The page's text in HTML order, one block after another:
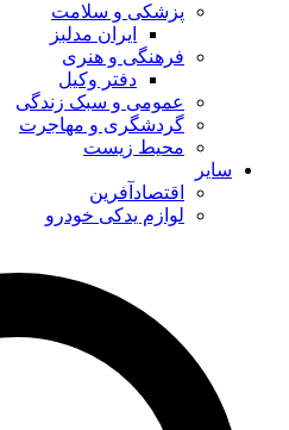
پزشکی و سلامت
ایران مدلبز
فرهنگی و هنری
دفتر وکیل
عمومی و سبک زندگی
گردشگری و مهاجرت
محیط زیست
سایر
اقتصادآفرین
لوازم یدکی خودرو